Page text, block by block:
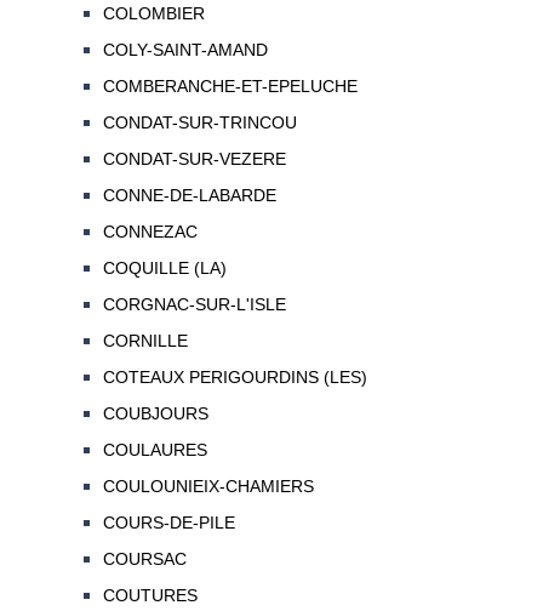
COLOMBIER
COLY-SAINT-AMAND
COMBERANCHE-ET-EPELUCHE
CONDAT-SUR-TRINCOU
CONDAT-SUR-VEZERE
CONNE-DE-LABARDE
CONNEZAC
COQUILLE (LA)
CORGNAC-SUR-L'ISLE
CORNILLE
COTEAUX PERIGOURDINS (LES)
COUBJOURS
COULAURES
COULOUNIEIX-CHAMIERS
COURS-DE-PILE
COURSAC
COUTURES